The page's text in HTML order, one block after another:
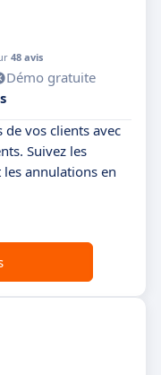
48 avis
Démo gratuite
vos clients avec
Suivez les
annulations en